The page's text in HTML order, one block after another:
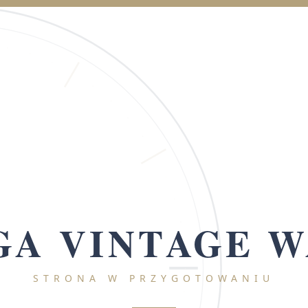
VINTAGE
STRONA W PRZYGOTOWANIU